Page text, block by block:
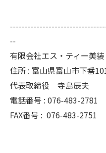
--
有限会社エス・ティー美装
住所 : 富山県富山市下番
代表取締役 寺島辰夫
電話番号 : 076-483-2781
FAX番号 : 076-483-2751